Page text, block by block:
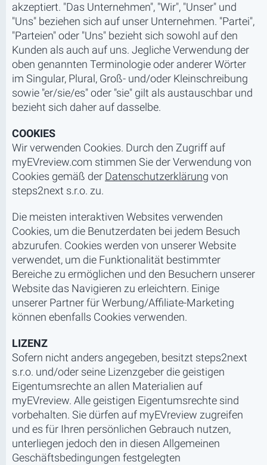
akzeptiert. "Das Unternehmen", "Wir", "Unser" und
"Uns" beziehen sich auf unser Unternehmen. "Partei",
"Parteien" oder "Uns" bezieht sich sowohl auf den
Kunden als auch auf uns. Jegliche Verwendung der
oben genannten Terminologie oder anderer Wörter
im Singular, Plural, Groß- und/oder Kleinschreibung
sowie "er/sie/es" oder "sie" gilt als austauschbar und
bezieht sich daher auf dasselbe.
COOKIES
Wir verwenden Cookies. Durch den Zugriff auf
myEVreview.com stimmen Sie der Verwendung von
Cookies gemäß der Datenschutzerklärung von
steps2next s.r.o. zu.
Die meisten interaktiven Websites verwenden
Cookies, um die Benutzerdaten bei jedem Besuch
abzurufen. Cookies werden von unserer Website
verwendet, um die Funktionalität bestimmter
Bereiche zu ermöglichen und den Besuchern unserer
Website das Navigieren zu erleichtern. Einige
unserer Partner für Werbung/Affiliate-Marketing
können ebenfalls Cookies verwenden.
LIZENZ
Sofern nicht anders angegeben, besitzt steps2next
s.r.o. und/oder seine Lizenzgeber die geistigen
Eigentumsrechte an allen Materialien auf
myEVreview. Alle geistigen Eigentumsrechte sind
vorbehalten. Sie dürfen auf myEVreview zugreifen
und es für Ihren persönlichen Gebrauch nutzen,
unterliegen jedoch den in diesen Allgemeinen
Geschäftsbedingungen festgelegten